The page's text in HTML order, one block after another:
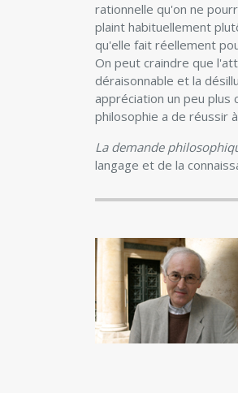
rationnelle qu'on ne
plaint habituellement
qu'elle fait réellement
On peut craindre que
déraisonnable et la
appréciation un peu plus
philosophie a de réussir
La demande
langage et de la